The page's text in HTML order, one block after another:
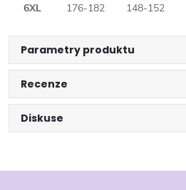
6XL
176-182 148-152
Parametry produktu
Recenze
Diskuse